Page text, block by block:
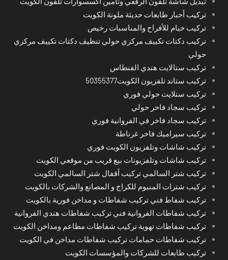
تركيب أحبار طابعات حديثة ملونة الكويت
تركيب خيام للأفراح والمناسبات رخيص
تركيب دكتات تكييف مركزي حولي تنظيف دكتات تكييف مركزي
حولي
تركيب ستالايت هندي الفنطاس
تركيب ستاند تلفزيون الكويت50355377
تركيب ستلايت حولي فوري
تركيب سجاد فاخر حولي
تركيب سجاد فاخر في الفروانية فوري
تركيب سيراميك فاخر غرناطة
تركيب شاشات وتلفزيون الكويت فوري
تركيب شاشات وتلفزيونات بيع قريب من موقعي الكويت
تركيب شتر السالمي تركيب أقفال شتر السالمي الكويت
تركيب شترات المنيوم للكراج و المصانع والشركات بالكويت
تركيب شفاط فني تركيب شفاطات و مداخن فورية بالكويت
تركيب شفاطات الفروانية فني تركيب شفاطات هندي الفروانية
تركيب شفاطات تهوية تركيب شفاطات مطاعم ومداخن الكويت
تركيب شفاطات حمامات تركيب شفاطات مداخن في الكويت
تركيب طابعات للشركات والمؤسسات الكويت